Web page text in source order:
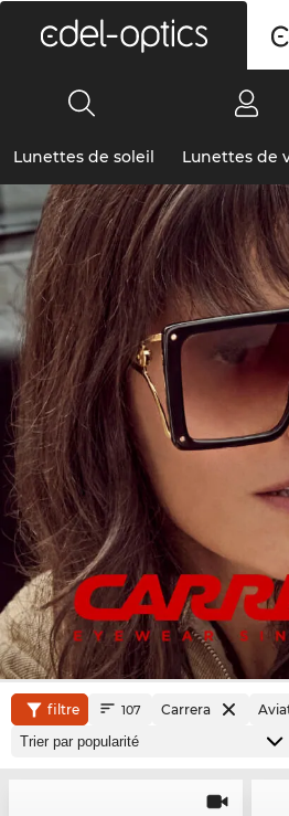
Lunettes de soleil Lunettes de
filtre 107 Carrera